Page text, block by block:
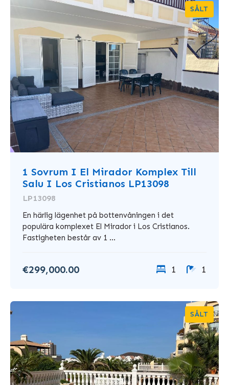
SÅLT
1 Sovrum I El Mirador Komplex Till
Salu I Los Cristianos LP13098
LP13098
En härlig lägenhet på bottenvåningen i det
populära komplexet El Mirador i Los Cristianos.
Fastigheten består av 1 ...
€299,000.00 1 1
SÅLT